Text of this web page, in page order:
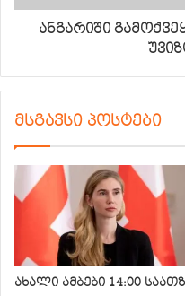
ანგარიში
მსგავსი პოსტები
ახალი ამბები 14:00